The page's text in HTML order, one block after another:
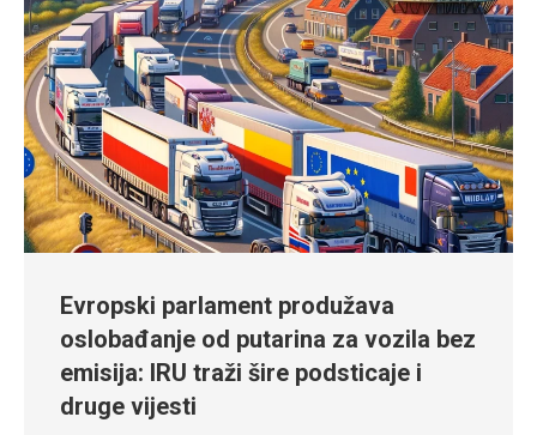
Evropski parlament produžava
oslobađanje od putarina za vozila bez
emisija: IRU traži šire podsticaje i
druge vijesti